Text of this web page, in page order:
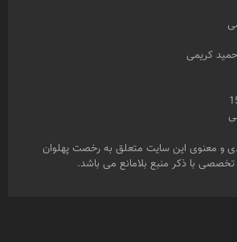
کریمی
مادی و معنوی این سایت متعلق به رخصت پهلوان
تخصصی با ذکر منبع بلامانع می باشد.